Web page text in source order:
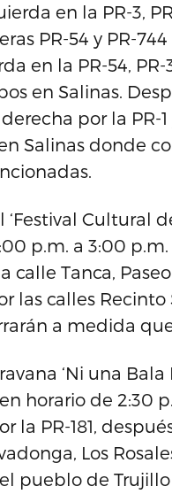
en la PR-3,
PR-54 y PR-
en la PR-54, PR-
en Salinas.
por la PR-
Salinas donde
Cultural
p.m. a 3:00
calle Tanca,
las calles Recinto
a medida
‘Ni una
horario de 2:30
la PR-181,
Los
pueblo de